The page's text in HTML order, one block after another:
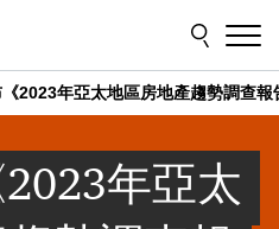
2023年亞太地區房地產趨勢調查
年亞太